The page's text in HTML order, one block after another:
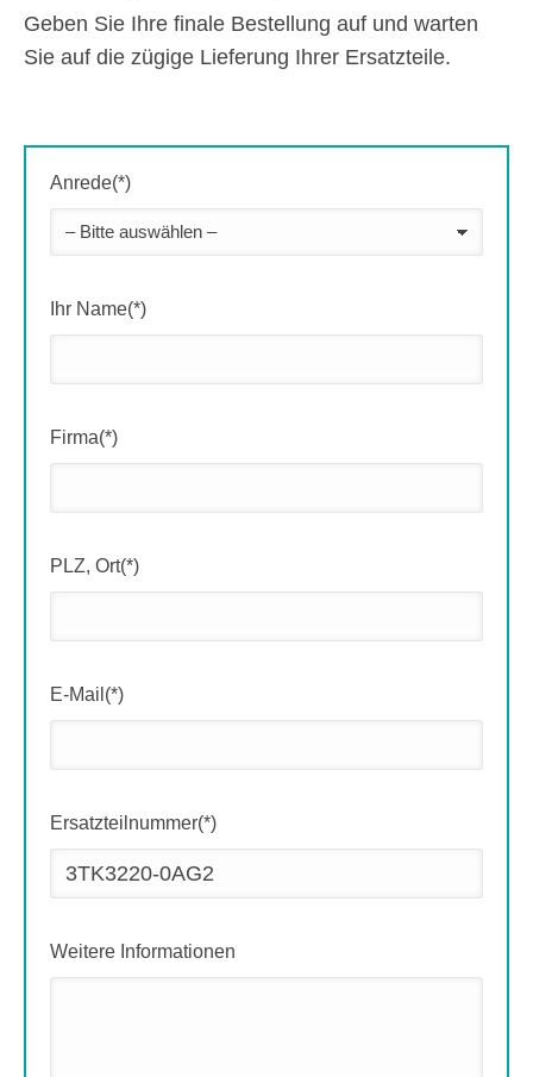
Geben Sie Ihre finale Bestellung auf und warten
Sie auf die zügige Lieferung Ihrer Ersatzteile.
Anrede(*)
Ihr Name(*)
Firma(*)
PLZ, Ort(*)
E-Mail(*)
Ersatzteilnummer(*)
Weitere Informationen